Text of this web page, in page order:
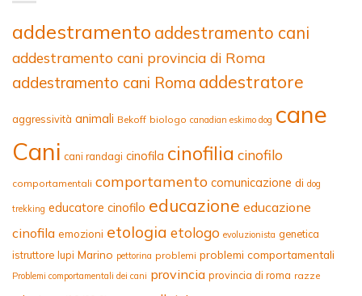
addestramento addestramento cani
addestramento cani provincia di Roma
addestramento cani Roma addestratore
aggressività animali Bekoff biologo canadian eskimo dog cane
Cani cani randagi cinofila cinofilia cinofilo
comportamentali comportamento comunicazione di dog
trekking educatore cinofilo educazione educazione
cinofila emozioni etologia etologo evoluzionista genetica
istruttore lupi Marino pettorina problemi problemi comportamentali
Problemi comportamentali dei cani provincia provincia di roma razze